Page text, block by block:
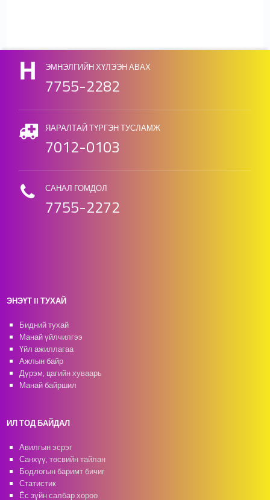
Skip back to main navigation
ЭМНЭЛГИЙН ХҮЛЭЭН АВАХ
7755-2282
ЯАРАЛТАЙ ТҮРГЭН ТУСЛАМЖ
7012-0103
САНАЛ ГОМДОЛ
7755-2272
ЭНЭҮТ II ТУХАЙ
Бидний тухай
Манай үйлчилгээ
Үйл ажиллагаа
Ажлын байр
Дүрэм, цагийн хуваарь
Манай байршил
ИЛ ТОД БАЙДАЛ
Авилгын эсрэг
Санхүү, төсвийн тайлан
Бодлогын баримт бичиг
Статистик
Ёс зүйн салбар хороо